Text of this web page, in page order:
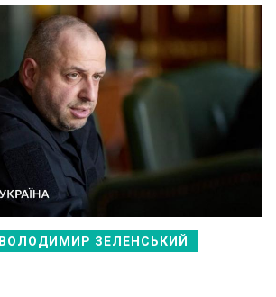
ВОЛОДИМИР ЗЕЛЕНСЬКИЙ